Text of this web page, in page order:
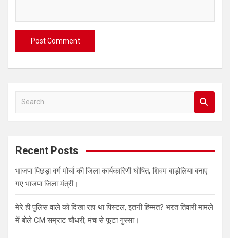
a
c
Recent Posts
भाजपा पिछड़ा वर्ग मोर्चा की जिला कार्यकारिणी घोषित, शिवम बाड़ोलिया बनाए
गए भाजपा जिला मंत्री।
मेरे ही पुलिस वाले को दिखा रहा था पिस्टल, इतनी हिम्मत? भरत तिवारी मामले
में बोले CM सम्राट चौधरी, मंच से फूटा गुस्सा।